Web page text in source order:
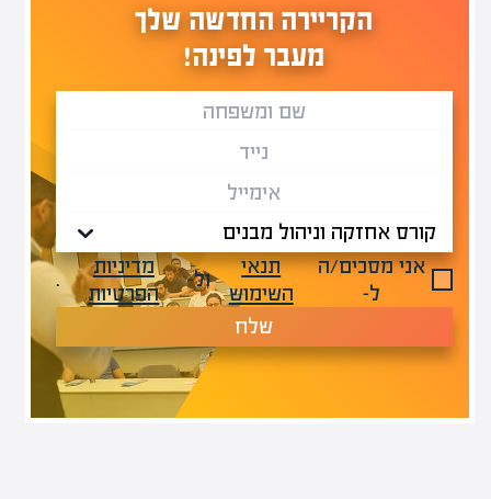
הקריירה החדשה שלך
מעבר לפינה!
אני מסכים/ה
ל-
תנאי
השימוש
ול-
מדיניות
הפרטיות
.
שלח